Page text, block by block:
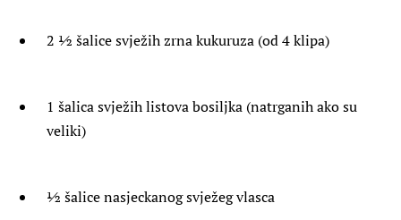
2 ½ šalice svježih zrna kukuruza (od 4 klipa)
1 šalica svježih listova bosiljka (natrganih ako su
veliki)
½ šalice nasjeckanog svježeg vlasca